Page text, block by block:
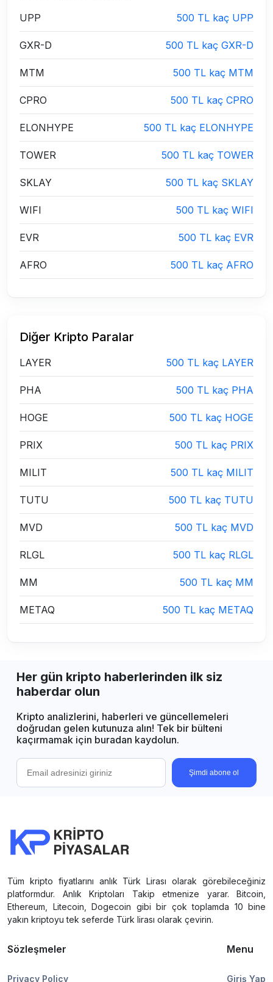
UPP 500 TL kaç UPP
GXR-D 500 TL kaç GXR-D
MTM 500 TL kaç MTM
CPRO 500 TL kaç CPRO
ELONHYPE 500 TL kaç ELONHYPE
TOWER 500 TL kaç TOWER
SKLAY 500 TL kaç SKLAY
WIFI 500 TL kaç WIFI
EVR 500 TL kaç EVR
AFRO 500 TL kaç AFRO
Diğer Kripto Paralar
LAYER 500 TL kaç LAYER
PHA 500 TL kaç PHA
HOGE 500 TL kaç HOGE
PRIX 500 TL kaç PRIX
MILIT 500 TL kaç MILIT
TUTU 500 TL kaç TUTU
MVD 500 TL kaç MVD
RLGL 500 TL kaç RLGL
MM 500 TL kaç MM
METAQ 500 TL kaç METAQ
Her gün kripto haberlerinden ilk siz
haberdar olun
Kripto analizlerini, haberleri ve güncellemeleri
doğrudan gelen kutunuza alın! Tek bir bülteni
kaçırmamak için buradan kaydolun.
Şimdi abone ol
Tüm kripto fiyatlarını anlık Türk Lirası olarak görebileceğiniz
platformdur. Anlık Kriptoları Takip etmenize yarar. Bitcoin,
Ethereum, Litecoin, Dogecoin gibi bir çok toplamda 10 bine
yakın kriptoyu tek seferde Türk lirası olarak çevirin.
Sözleşmeler
Privacy Policy
Menu
Giriş Yap